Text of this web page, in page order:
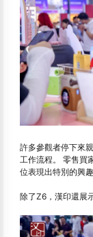
許多參觀者停下來
工作流程。 零售買
位表現出特別的興趣
除了Z6，漢印還展